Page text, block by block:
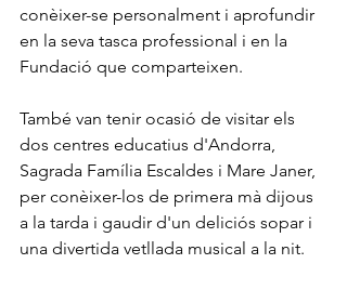
conèixer-se personalment i aprofundir
en la seva tasca professional i en la
Fundació que comparteixen.
També van tenir ocasió de visitar els
dos centres educatius d'Andorra,
Sagrada Família Escaldes i Mare Janer,
per conèixer-los de primera mà dijous
a la tarda i gaudir d'un deliciós sopar i
una divertida vetllada musical a la nit.